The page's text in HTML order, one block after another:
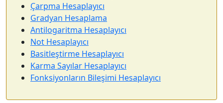
Çarpma Hesaplayıcı
Gradyan Hesaplama
Antilogaritma Hesaplayıcı
Not Hesaplayıcı
Basitleştirme Hesaplayıcı
Karma Sayılar Hesaplayıcı
Fonksiyonların Bileşimi Hesaplayıcı